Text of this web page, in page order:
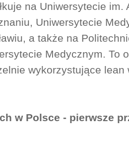
na Uniwersytecie im.
Uniwersytecie
a także na
Medycznym. To
wykorzystujące lean
w Polsce - pierwsze